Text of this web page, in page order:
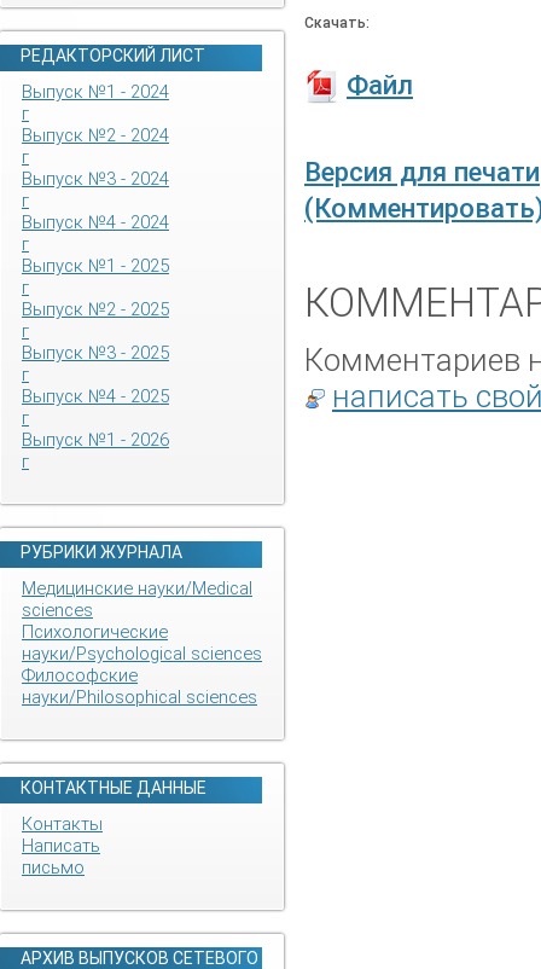
РЕДАКТОРСКИЙ ЛИСТ
Выпуск №1 - 2024
г
Выпуск №2 - 2024
г
Выпуск №3 - 2024
г
Выпуск №4 - 2024
г
Выпуск №1 - 2025
г
Выпуск №2 - 2025
г
Выпуск №3 - 2025
г
Выпуск №4 - 2025
г
Выпуск №1 - 2026
г
РУБРИКИ ЖУРНАЛА
Медицинские науки/Medical
sciences
Психологические
науки/Psychological sciences
Философские
науки/Philosophical sciences
КОНТАКТНЫЕ ДАННЫЕ
Контакты
Написать
письмо
АРХИВ ВЫПУСКОВ СЕТЕВОГО
Скачать:
Файл
Версия для печати
Комментариев
написать